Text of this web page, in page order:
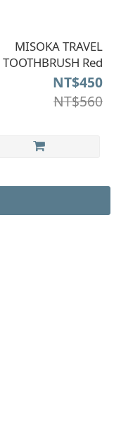
MISOKA TRAVEL
TOOTHBRUSH Red
NT$450
NT$560